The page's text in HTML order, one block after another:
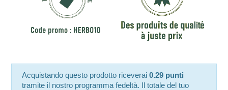
Acquistando questo prodotto riceverai0.29 punti
tramite il nostro programma fedeltà. Il totale del tuo